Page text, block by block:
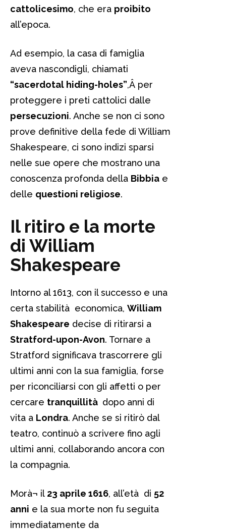
cattolicesimo, che era proibito
all’epoca.
Ad esempio, la casa di famiglia
aveva nascondigli, chiamati
“sacerdotal hiding-holes”,Â per
proteggere i preti cattolici dalle
persecuzioni. Anche se non ci sono
prove definitive della fede di William
Shakespeare, ci sono indizi sparsi
nelle sue opere che mostrano una
conoscenza profonda della Bibbia e
delle questioni religiose.
Il ritiro e la morte
di William
Shakespeare
Intorno al 1613, con il successo e una
certa stabilità economica, William
Shakespeare decise di ritirarsi a
Stratford-upon-Avon. Tornare a
Stratford significava trascorrere gli
ultimi anni con la sua famiglia, forse
per riconciliarsi con gli affetti o per
cercare tranquillità dopo anni di
vita a Londra. Anche se si ritirò dal
teatro, continuò a scrivere fino agli
ultimi anni, collaborando ancora con
la compagnia.
Morà¬ il 23 aprile 1616, all’età di 52
anni e la sua morte non fu seguita
immediatamente da